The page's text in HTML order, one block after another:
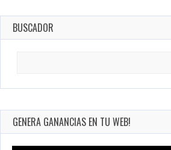
BUSCADOR
GENERA GANANCIAS EN TU WEB!